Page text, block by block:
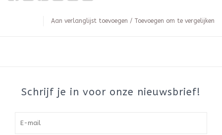
Aan verlanglijst toevoegen / Toevoegen om te vergelijken
Schrijf je in voor onze nieuwsbrief!